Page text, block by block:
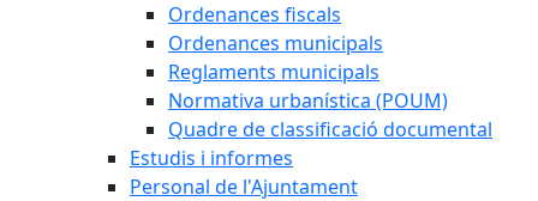
Ordenances fiscals
Ordenances municipals
Reglaments municipals
Normativa urbanística (POUM)
Quadre de classificació documental
Estudis i informes
Personal de l'Ajuntament